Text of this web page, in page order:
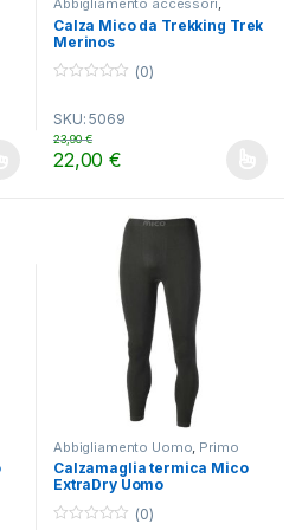
Le opzioni possono essere
TREKKING
Calza Mico da Trekking Trek
Merinos
u
t
o
f
(0)
SKU: 5069
22,00€
23,90€
Questo prodotto ha più
Abbigliamento Uomo Primo
strato TREKKING
Calzamaglia termica Mico
ExtraDry Uomo
(0)